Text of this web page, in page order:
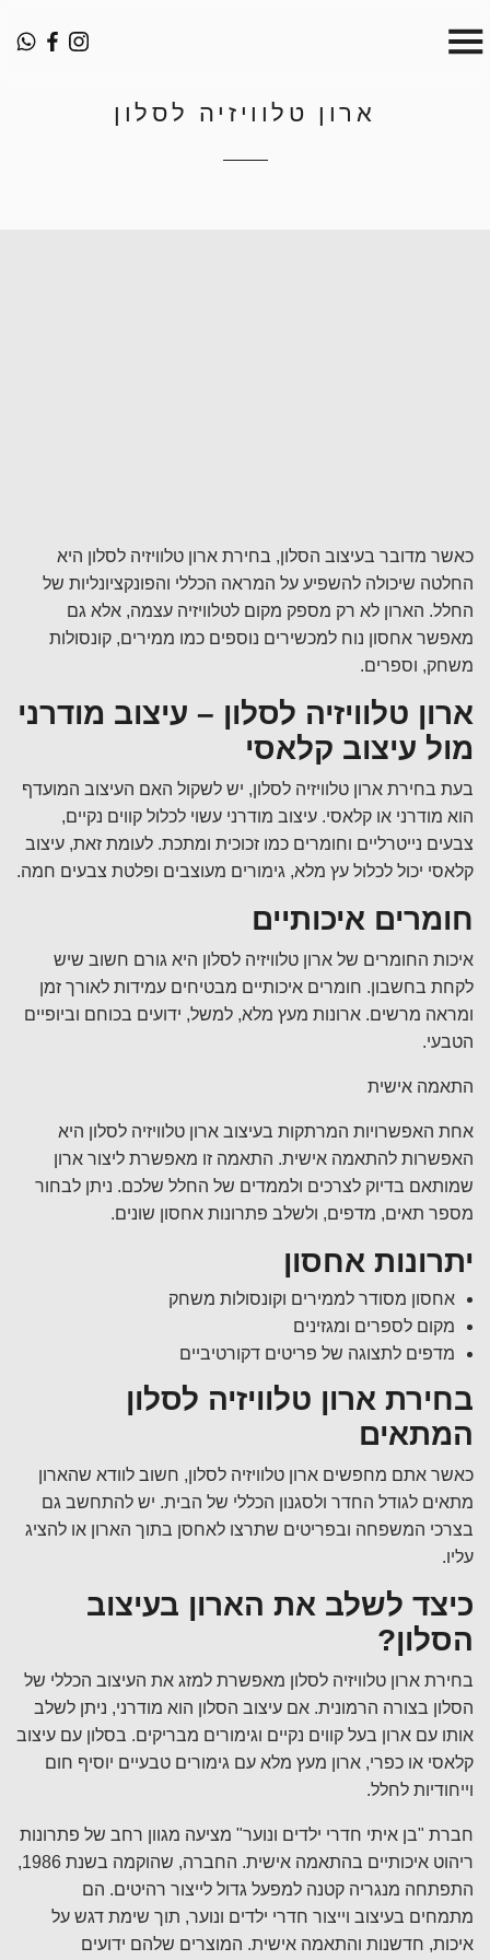
ארון טלוויזיה לסלון
כאשר מדובר בעיצוב הסלון, בחירת ארון טלוויזיה לסלון היא
החלטה שיכולה להשפיע על המראה הכללי והפונקציונליות של
החלל. הארון לא רק מספק מקום לטלוויזיה עצמה, אלא גם
מאפשר אחסון נוח למכשירים נוספים כמו ממירים, קונסולות
משחק, וספרים.
ארון טלוויזיה לסלון – עיצוב מודרני
מול עיצוב קלאסי
בעת בחירת ארון טלוויזיה לסלון, יש לשקול האם העיצוב המועדף
הוא מודרני או קלאסי. עיצוב מודרני עשוי לכלול קווים נקיים,
צבעים נייטרליים וחומרים כמו זכוכית ומתכת. לעומת זאת, עיצוב
קלאסי יכול לכלול עץ מלא, גימורים מעוצבים ופלטת צבעים חמה.
חומרים איכותיים
איכות החומרים של ארון טלוויזיה לסלון היא גורם חשוב שיש
לקחת בחשבון. חומרים איכותיים מבטיחים עמידות לאורך זמן
ומראה מרשים. ארונות מעץ מלא, למשל, ידועים בכוחם וביופיים
הטבעי.
התאמה אישית
אחת האפשרויות המרתקות בעיצוב ארון טלוויזיה לסלון היא
האפשרות להתאמה אישית. התאמה זו מאפשרת ליצור ארון
שמותאם בדיוק לצרכים ולממדים של החלל שלכם. ניתן לבחור
מספר תאים, מדפים, ולשלב פתרונות אחסון שונים.
יתרונות אחסון
אחסון מסודר לממירים וקונסולות משחק
מקום לספרים ומגזינים
מדפים לתצוגה של פריטים דקורטיביים
בחירת ארון טלוויזיה לסלון
המתאים
כאשר אתם מחפשים ארון טלוויזיה לסלון, חשוב לוודא שהארון
מתאים לגודל החדר ולסגנון הכללי של הבית. יש להתחשב גם
בצרכי המשפחה ובפריטים שתרצו לאחסן בתוך הארון או להציג
עליו.
כיצד לשלב את הארון בעיצוב
הסלון?
בחירת ארון טלוויזיה לסלון מאפשרת למזג את העיצוב הכללי של
הסלון בצורה הרמונית. אם עיצוב הסלון הוא מודרני, ניתן לשלב
אותו עם ארון בעל קווים נקיים וגימורים מבריקים. בסלון עם עיצוב
קלאסי או כפרי, ארון מעץ מלא עם גימורים טבעיים יוסיף חום
וייחודיות לחלל.
חברת "בן איתי חדרי ילדים ונוער" מציעה מגוון רחב של פתרונות
ריהוט איכותיים בהתאמה אישית. החברה, שהוקמה בשנת 1986,
התפתחה מנגריה קטנה למפעל גדול לייצור רהיטים. הם
מתמחים בעיצוב וייצור חדרי ילדים ונוער, תוך שימת דגש על
איכות, חדשנות והתאמה אישית. המוצרים שלהם ידועים